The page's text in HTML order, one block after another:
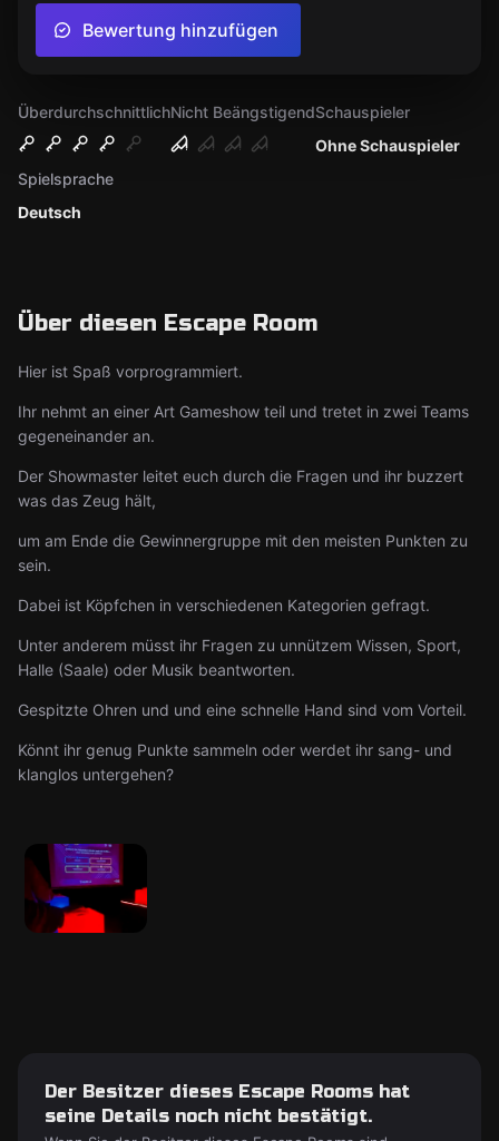
ÜberdurchschnittlichNicht Beängstigend
Ohne Schauspieler
Schauspieler
Deutsch
Spielsprache
Über diesen Escape Room
Hier ist Spaß vorprogrammiert.
Ihr nehmt an einer Art Gameshow teil und tretet in zwei Teams
gegeneinander an.
Der Showmaster leitet euch durch die Fragen und ihr buzzert
was das Zeug hält,
um am Ende die Gewinnergruppe mit den meisten Punkten zu
sein.
Dabei ist Köpfchen in verschiedenen Kategorien gefragt.
Unter anderem müsst ihr Fragen zu unnützem Wissen, Sport,
Halle (Saale) oder Musik beantworten.
Gespitzte Ohren und und eine schnelle Hand sind vom Vorteil.
Könnt ihr genug Punkte sammeln oder werdet ihr sang- und
klanglos untergehen?
Bewertung hinzufügen
Der Besitzer dieses Escape Rooms hat
seine Details noch nicht bestätigt.